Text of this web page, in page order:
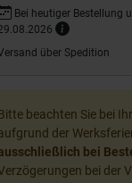
Bei heutiger Bestellung
über Spedition
beachten Sie bei
der
bei
bei der